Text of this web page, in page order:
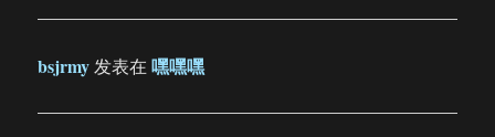
bsjrmy发表在嘿嘿嘿